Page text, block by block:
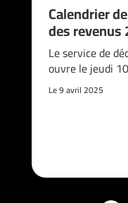
Calendrier
des revenus
Le service de
ouvre le jeudi
Le 9 avril 2025